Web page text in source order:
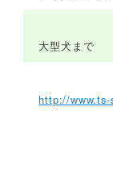
大型犬まで
http://